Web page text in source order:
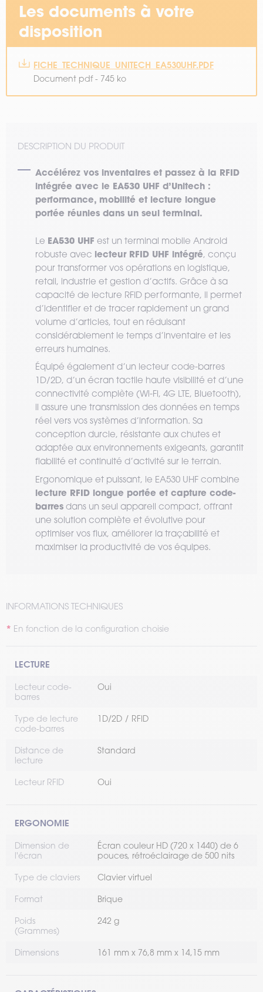
Les documents à votre
disposition
FICHE_TECHNIQUE_UNITECH_EA530UHF.PDF
Document pdf - 745 ko
DESCRIPTION DU PRODUIT
Accélérez vos inventaires et passez à la RFID
intégrée avec le EA530 UHF d’Unitech :
performance, mobilité et lecture longue
portée réunies dans un seul terminal.
Le EA530 UHF est un terminal mobile Android
robuste avec lecteur RFID UHF intégré, conçu
pour transformer vos opérations en logistique,
retail, industrie et gestion d’actifs. Grâce à sa
capacité de lecture RFID performante, il permet
d’identifier et de tracer rapidement un grand
volume d’articles, tout en réduisant
considérablement le temps d’inventaire et les
erreurs humaines.
Équipé également d’un lecteur code-barres
1D/2D, d’un écran tactile haute visibilité et d’une
connectivité complète (Wi-Fi, 4G LTE, Bluetooth),
il assure une transmission des données en temps
réel vers vos systèmes d’information. Sa
conception durcie, résistante aux chutes et
adaptée aux environnements exigeants, garantit
fiabilité et continuité d’activité sur le terrain.
Ergonomique et puissant, le EA530 UHF combine
lecture RFID longue portée et capture code-
barres dans un seul appareil compact, offrant
une solution complète et évolutive pour
optimiser vos flux, améliorer la traçabilité et
maximiser la productivité de vos équipes.
INFORMATIONS TECHNIQUES
En fonction de la configuration choisie
LECTURE
Lecteur code-
barres
Oui
Type de lecture
code-barres
1D/2D RFID
Distance de
lecture
Standard
Lecteur RFID Oui
ERGONOMIE
Dimension de
l'écran
Écran couleur HD (720 x 1440) de 6
pouces, rétroéclairage de 500 nits
Type de claviers Clavier virtuel
Format Brique
Poids
(Grammes)
242 g
Dimensions 161 mm x 76,8 mm x 14,15 mm